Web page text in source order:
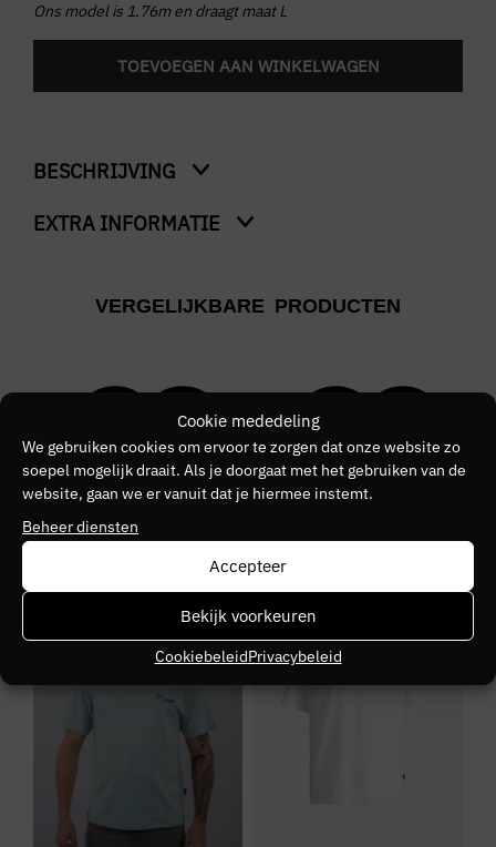
Cookie mededeling
We gebruiken cookies om ervoor te zorgen dat onze website zo
soepel mogelijk draait. Als je doorgaat met het gebruiken van de
website, gaan we er vanuit dat je hiermee instemt.
Beheer diensten
Accepteer
Bekijk voorkeuren
CookiebeleidPrivacybeleid
Ons model is 1.76m en draagt maat L
TOEVOEGEN AAN WINKELWAGEN
BESCHRIJVING
Ido Tee
EXTRA INFORMATIE
Groen
Chasin'
Kleurnummer
40
Seizoen
VERGELIJKBARE PRODUCTEN
SALE SALE